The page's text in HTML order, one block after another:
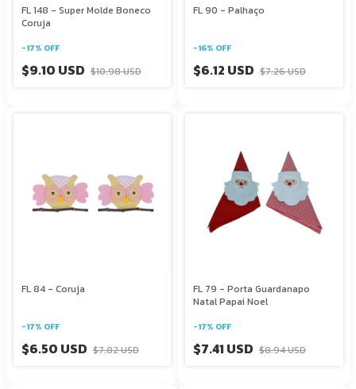
FL 148 - Super Molde Boneco
Coruja
-17% OFF
$9.10 USD $10.98 USD
FL 90 - Palhaço
-16% OFF
$6.12 USD $7.26 USD
FL 84 - Coruja
-17% OFF
$6.50 USD $7.82 USD
FL 79 - Porta Guardanapo
Natal Papai Noel
-17% OFF
$7.41 USD $8.94 USD